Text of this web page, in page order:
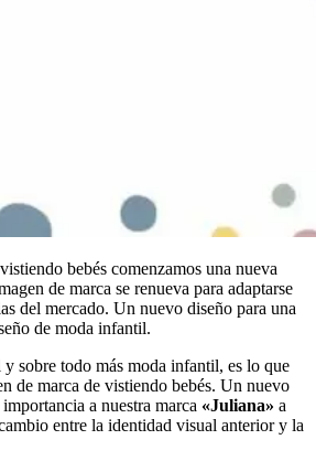
bebés comenzamos una nueva
de marca se renueva para adaptarse
del mercado. Un nuevo diseño para una
de moda infantil.
y sobre todo más moda infantil, es lo que
de marca de vistiendo bebés. Un nuevo
a nuestra marca «Juliana» a
entre la identidad visual anterior y la